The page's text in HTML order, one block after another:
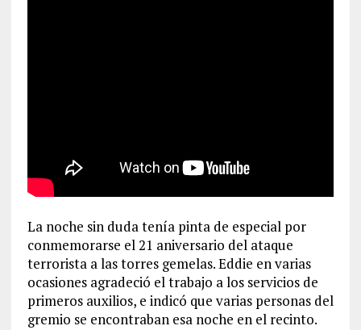
La noche sin duda tenía pinta de especial por
conmemorarse el 21 aniversario del ataque
terrorista a las torres gemelas. Eddie en varias
ocasiones agradeció el trabajo a los servicios de
primeros auxilios, e indicó que varias personas del
gremio se encontraban esa noche en el recinto.